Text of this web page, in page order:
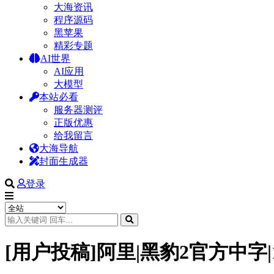
大海资讯
程序源码
黑苹果
精彩专题
AI世界
AI应用
大模型
本站必看
服务器测评
正版优惠
给我留言
大海导航
封面生成器
登录
[用户投稿]阿里|黑豹2官方中字